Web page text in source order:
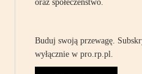
oraz społeczeństwo.
Buduj swoją przewagę.
wyłącznie w pro.rp.pl.